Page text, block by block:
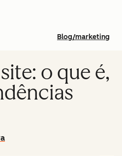
Blog/marketing
o que é,